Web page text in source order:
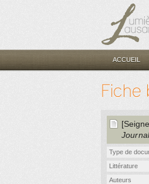
ACCUEIL
Fiche
Type de
Littérature
Auteurs